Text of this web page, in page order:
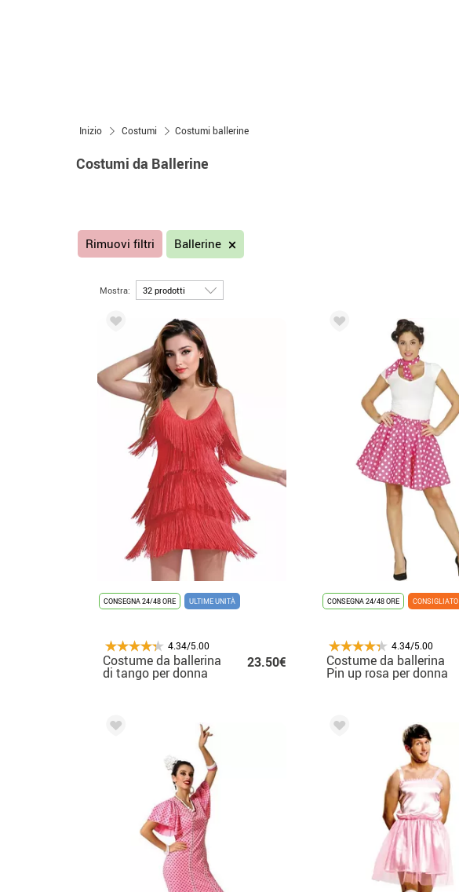
Inizio Costumi Costumi ballerine
Costumi da Ballerine
Rimuovi filtri Ballerine
Mostra:
CONSEGNA 24/48 ORE ULTIME UNITÀ
4.34/5.00
Costume da ballerina
di tango per donna
23.50€
CONSEGNA 24/48 ORE CONSIGLIATO
4.34/5.00
Costume da ballerina
Pin up rosa per donna